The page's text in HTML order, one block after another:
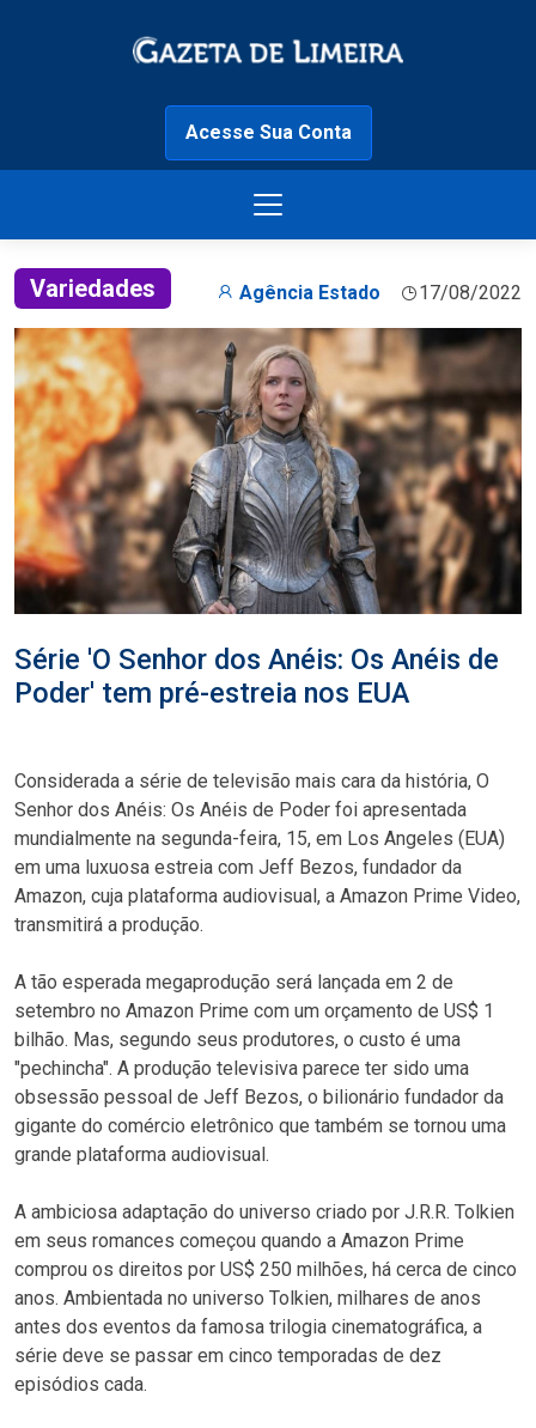
Acesse Sua Conta
Variedades Agência Estado 17/08/2022
Série 'O Senhor dos Anéis: Os Anéis de
Poder' tem pré-estreia nos EUA
Considerada a série de televisão mais cara da história, O
Senhor dos Anéis: Os Anéis de Poder foi apresentada
mundialmente na segunda-feira, 15, em Los Angeles (EUA)
em uma luxuosa estreia com Jeff Bezos, fundador da
Amazon, cuja plataforma audiovisual, a Amazon Prime Video,
transmitirá a produção.
A tão esperada megaprodução será lançada em 2 de
setembro no Amazon Prime com um orçamento de US$ 1
bilhão. Mas, segundo seus produtores, o custo é uma
"pechincha". A produção televisiva parece ter sido uma
obsessão pessoal de Jeff Bezos, o bilionário fundador da
gigante do comércio eletrônico que também se tornou uma
grande plataforma audiovisual.
A ambiciosa adaptação do universo criado por J.R.R. Tolkien
em seus romances começou quando a Amazon Prime
comprou os direitos por US$ 250 milhões, há cerca de cinco
anos. Ambientada no universo Tolkien, milhares de anos
antes dos eventos da famosa trilogia cinematográfica, a
série deve se passar em cinco temporadas de dez
episódios cada.